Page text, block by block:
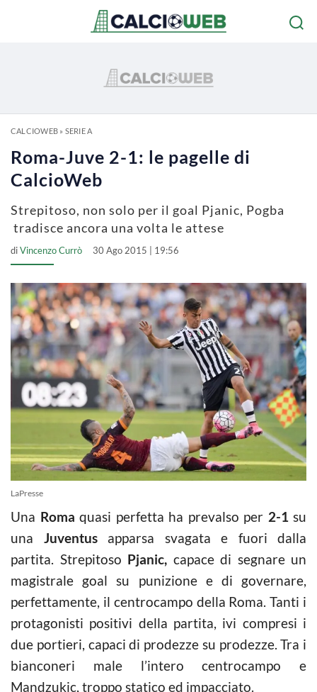
CALCIOWEB» SERIE A
Roma-Juve 2-1: le pagelle di
CalcioWeb
Strepitoso, non solo per il goal Pjanic, Pogba
tradisce ancora una volta le attese
diVincenzo Currò 30 Ago 2015 | 19:56
LaPresse
Una Roma quasi perfetta ha prevalso per 2-1su
una Juventusapparsa svagata e fuori dalla
partita. Strepitoso Pjanic, capace di segnare un
magistrale goal su punizione e di governare,
perfettamente, il centrocampo della Roma. Tanti i
protagonisti positivi della partita, ivi compresi i
due portieri, capaci di prodezze su prodezze. Tra i
bianconeri male l’intero centrocampo e
Mandzukic, troppo statico ed impacciato.